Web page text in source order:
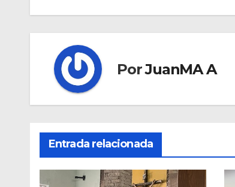
PorJuanMA A
Entrada relacionada